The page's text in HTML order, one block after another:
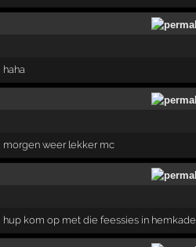
haha
morgen weer lekker mc
hup kom op met die feessies in hemkade